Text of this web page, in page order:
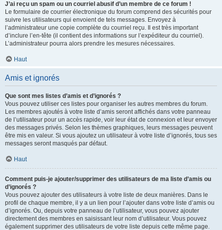
J’ai reçu un spam ou un courriel abusif d’un membre de ce forum !
Le formulaire de courrier électronique du forum comprend des sécurités pour
suivre les utilisateurs qui envoient de tels messages. Envoyez à
l’administrateur une copie complète du courriel reçu. Il est très important
d’inclure l’en-tête (il contient des informations sur l’expéditeur du courriel).
L’administrateur pourra alors prendre les mesures nécessaires.
Haut
Amis et ignorés
Que sont mes listes d’amis et d’ignorés ?
Vous pouvez utiliser ces listes pour organiser les autres membres du forum.
Les membres ajoutés à votre liste d’amis seront affichés dans votre panneau
de l’utilisateur pour un accès rapide, voir leur état de connexion et leur envoyer
des messages privés. Selon les thèmes graphiques, leurs messages peuvent
être mis en valeur. Si vous ajoutez un utilisateur à votre liste d’ignorés, tous ses
messages seront masqués par défaut.
Haut
Comment puis-je ajouter/supprimer des utilisateurs de ma liste d’amis ou
d’ignorés ?
Vous pouvez ajouter des utilisateurs à votre liste de deux manières. Dans le
profil de chaque membre, il y a un lien pour l’ajouter dans votre liste d’amis ou
d’ignorés. Ou, depuis votre panneau de l’utilisateur, vous pouvez ajouter
directement des membres en saisissant leur nom d’utilisateur. Vous pouvez
également supprimer des utilisateurs de votre liste depuis cette même page.